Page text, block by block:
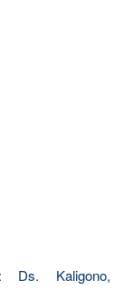
Ds. Kaligono,